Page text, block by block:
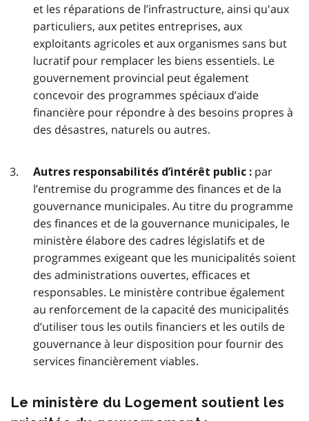
et les réparations de l’infrastructure, ainsi qu'aux
particuliers, aux petites entreprises, aux
exploitants agricoles et aux organismes sans but
lucratif pour remplacer les biens essentiels. Le
gouvernement provincial peut également
concevoir des programmes spéciaux d’aide
financière pour répondre à des besoins propres à
des désastres, naturels ou autres.
Autres responsabilités d’intérêt public : par
l’entremise du programme des finances et de la
gouvernance municipales. Au titre du programme
des finances et de la gouvernance municipales, le
ministère élabore des cadres législatifs et de
programmes exigeant que les municipalités soient
des administrations ouvertes, efficaces et
responsables. Le ministère contribue également
au renforcement de la capacité des municipalités
d’utiliser tous les outils financiers et les outils de
gouvernance à leur disposition pour fournir des
services financièrement viables.
Le ministère du Logement soutient les